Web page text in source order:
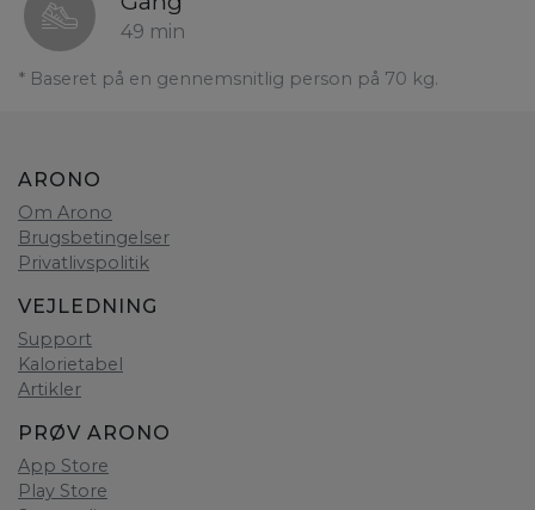
49 min
* Baseret på en gennemsnitlig person på 70 kg.
ARONO
Om Arono
Brugsbetingelser
Privatlivspolitik
VEJLEDNING
Support
Kalorietabel
Artikler
PRØV ARONO
App Store
Play Store